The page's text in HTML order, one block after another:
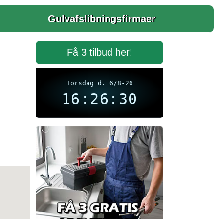
Gulvafslibningsfirmaer
Få 3 tilbud her!
Torsdag d. 6/8-26
16:26:30